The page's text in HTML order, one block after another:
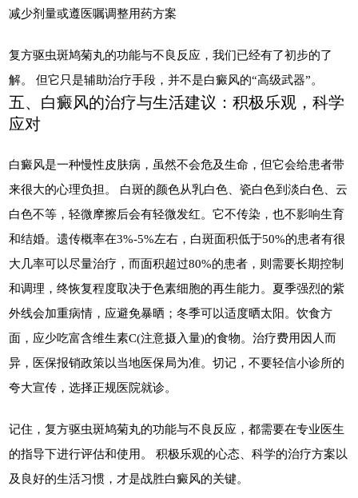
减少剂量或遵医嘱调整用药方案
复方驱虫斑鸠菊丸的功能与不良反应，我们已经有了初步的了
解。 但它只是辅助治疗手段，并不是白癜风的“高级武器”。
五、白癜风的治疗与生活建议：积极乐观，科学
应对
白癜风是一种慢性皮肤病，虽然不会危及生命，但它会给患者带
来很大的心理负担。 白斑的颜色从乳白色、瓷白色到淡白色、云
白色不等，轻微摩擦后会有轻微发红。它不传染，也不影响生育
和结婚。遗传概率在3%-5%左右，白斑面积低于50%的患者有很
大几率可以尽量治疗，而面积超过80%的患者，则需要长期控制
和调理，终恢复程度取决于色素细胞的再生能力。夏季强烈的紫
外线会加重病情，应避免暴晒；冬季可以适度晒太阳。饮食方
面，应少吃富含维生素C(注意摄入量)的食物。治疗费用因人而
异，医保报销政策以当地医保局为准。切记，不要轻信小诊所的
夸大宣传，选择正规医院就诊。
记住，复方驱虫斑鸠菊丸的功能与不良反应，都需要在专业医生
的指导下进行评估和使用。 积极乐观的心态、科学的治疗方案以
及良好的生活习惯，才是战胜白癜风的关键。